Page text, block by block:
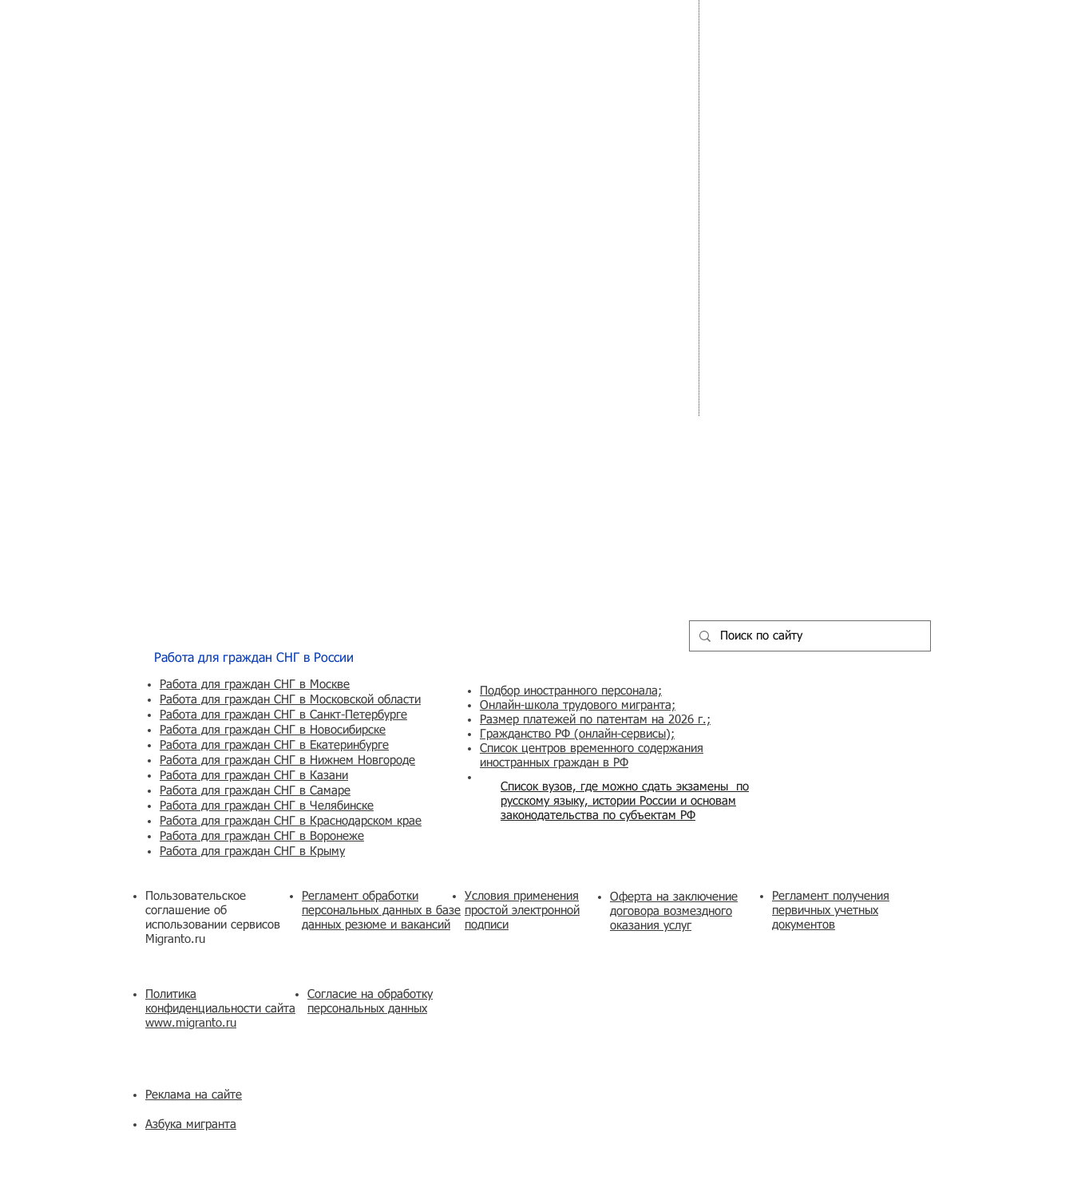
Работа для граждан СНГ в России
Работа для граждан СНГ в Москве
Работа для граждан СНГ в Московской области
Работа для граждан СНГ в Санкт-Петербурге
Работа для граждан СНГ в Новосибирске
Работа для граждан СНГ в Екатеринбурге
Работа для граждан СНГ в Нижнем Новгороде
Работа для граждан СНГ в Казани
Работа для граждан СНГ в Самаре
Работа для граждан СНГ в Челябинске
Работа для граждан СНГ в Краснодарском крае
Работа для граждан СНГ в Воронеже
Работа для граждан СНГ в Крыму
Пользовательское
соглашение об
использовании сервисов
Migranto.ru
Регламент обработки
персональных данных в базе
данных резюме и вакансий
Политика
конфиденциальности сайта
www.migranto.ru
Согласие на обработку
персональных данных
Реклама на сайте
Азбука мигранта
Список вузов, где можно сдать экзамены по
русскому языку, истории России и основам
законодательства по субъектам РФ
Подбор иностранного персонала;
Онлайн-школа трудового мигранта;
Размер платежей по патентам на 2026 г.;
Гражданство РФ (онлайн-сервисы);
Список центров временного содержания
иностранных граждан в РФ
Условия применения
простой электронной
подписи
​Оферта на заключение
договора возмездного
оказания услуг
Регламент получения
первичных учетных
документов